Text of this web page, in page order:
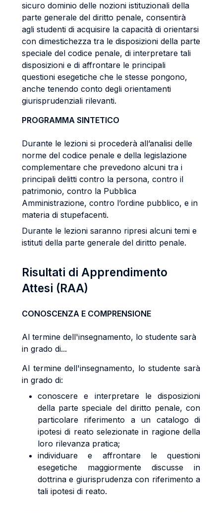
sicuro dominio delle nozioni istituzionali della
parte generale del diritto penale, consentirà
agli studenti di acquisire la capacità di orientarsi
con dimestichezza tra le disposizioni della parte
speciale del codice penale, di interpretare tali
disposizioni e di affrontare le principali
questioni esegetiche che le stesse pongono,
anche tenendo conto degli orientamenti
giurisprudenziali rilevanti.
PROGRAMMA SINTETICO
Durante le lezioni si procederà all’analisi delle
norme del codice penale e della legislazione
complementare che prevedono alcuni tra i
principali delitti contro la persona, contro il
patrimonio, contro la Pubblica
Amministrazione, contro l’ordine pubblico, e in
materia di stupefacenti.
Durante le lezioni saranno ripresi alcuni temi e
istituti della parte generale del diritto penale.
Risultati di Apprendimento
Attesi (RAA)
CONOSCENZA E COMPRENSIONE
Al termine dell'insegnamento, lo studente sarà
in grado di...
Al termine dell'insegnamento, lo studente sarà
in grado di:
conoscere e interpretare le disposizioni
della parte speciale del diritto penale, con
particolare riferimento a un catalogo di
ipotesi di reato selezionate in ragione della
loro rilevanza pratica;
individuare e affrontare le questioni
esegetiche maggiormente discusse in
dottrina e giurisprudenza con riferimento a
tali ipotesi di reato.